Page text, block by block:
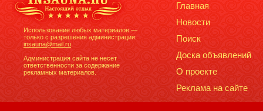
Использование любых материалов —
только с разрешения администрации:
insauna@mail.ru
Администрация сайта не несет
ответственности за содержание
рекламных материалов.
Главная
Новости
Поиск
Доска объявлений
О проекте
Реклама на сайте